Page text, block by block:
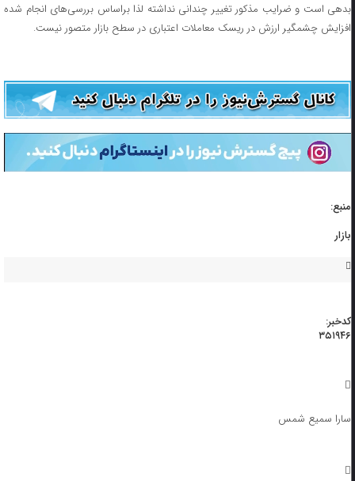
بدهی است و ضرایب مذکور تغییر چندانی نداشته لذا براساس بررسی‌های انجام شده
افزایش چشمگیر ارزش در ریسک معاملات اعتباری در سطح بازار متصور نیست.
منبع:
بازار
کدخبر:
۳۵۱۹۴۶
سارا سمیع شمس